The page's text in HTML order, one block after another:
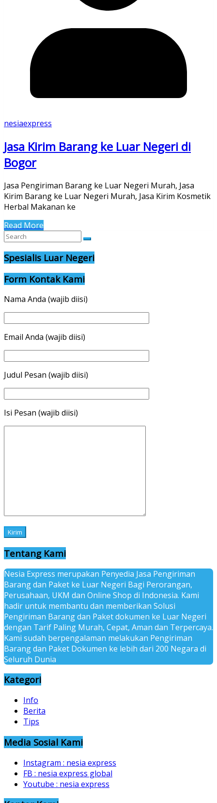
nesiaexpress
Jasa Kirim Barang ke Luar Negeri di
Bogor
Jasa Pengiriman Barang ke Luar Negeri Murah, Jasa
Kirim Barang ke Luar Negeri Murah, Jasa Kirim Kosmetik
Herbal Makanan ke
Read More
Spesialis Luar Negeri
Form Kontak Kami
Nama Anda (wajib diisi)
Email Anda (wajib diisi)
Judul Pesan (wajib diisi)
Isi Pesan (wajib diisi)
Tentang Kami
Nesia Express merupakan Penyedia Jasa Pengiriman
Barang dan Paket ke Luar Negeri Bagi Perorangan,
Perusahaan, UKM dan Online Shop di Indonesia. Kami
hadir untuk membantu dan memberikan Solusi
Pengiriman Barang dan Paket dokumen ke Luar Negeri
dengan Tarif Paling Murah, Cepat, Aman dan Terpercaya.
Kami sudah berpengalaman melakukan Pengiriman
Barang dan Paket Dokumen ke lebih dari 200 Negara di
Seluruh Dunia
Kategori
Info
Berita
Tips
Media Sosial Kami
Instagram : nesia express
FB : nesia express global
Youtube : nesia express